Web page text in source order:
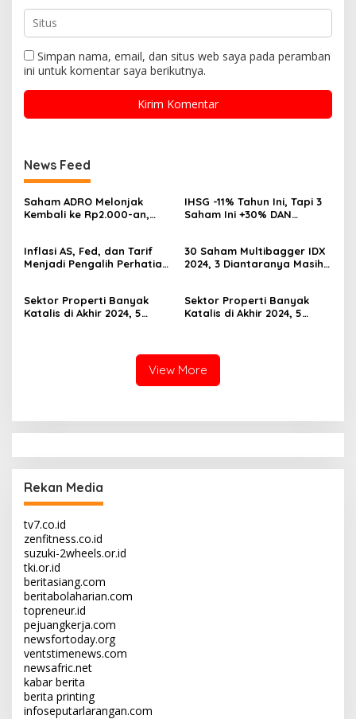
Simpan nama, email, dan situs web saya pada peramban
ini untuk komentar saya berikutnya.
News Feed
Saham ADRO Melonjak
Kembali ke Rp2.000-an,
IHSG -11% Tahun Ini, Tapi 3
Saham Ini +30% DAN
Inflasi AS, Fed, dan Tarif
Menjadi Pengalih Perhatian
30 Saham Multibagger IDX
2024, 3 Diantaranya Masih
Sektor Properti Banyak
Katalis di Akhir 2024, 5
Sektor Properti Banyak
Katalis di Akhir 2024, 5
View More
Rekan Media
tv7.co.id
zenfitness.co.id
suzuki-2wheels.or.id
tki.or.id
beritasiang.com
beritabolaharian.com
topreneur.id
pejuangkerja.com
newsfortoday.org
ventstimenews.com
newsafric.net
kabar berita
berita printing
infoseputarlarangan.com